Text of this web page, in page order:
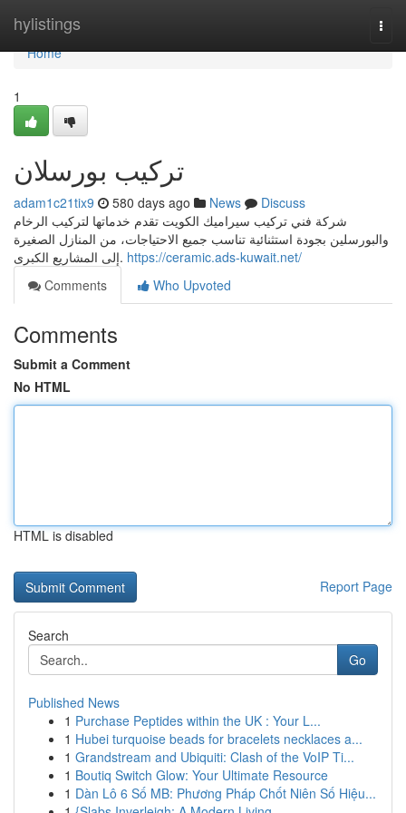
hylistings
Home
Home
1
تركيب بورسلان
adam1c21tix9 580 days ago News
Discuss
شركة فني تركيب سيراميك الكويت تقدم خدماتها لتركيب الرخام
والبورسلين بجودة استثنائية تناسب جميع الاحتياجات، من المنازل الصغيرة
إلى المشاريع الكبرى. https://ceramic.ads-kuwait.net/
Comments
Who Upvoted
Comments
Submit a Comment
No HTML
HTML is disabled
Report Page
Search
Go
Published News
1 Purchase Peptides within the UK : Your L...
1 Hubei turquoise beads for bracelets necklaces a...
1 Grandstream and Ubiquiti: Clash of the VoIP Ti...
1 Boutiq Switch Glow: Your Ultimate Resource
1 Dàn Lô 6 Số MB: Phương Pháp Chốt Niên Số Hiệu...